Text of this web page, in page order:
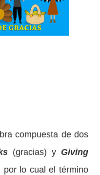
compuesta de dos
(gracias) y Giving
por lo cual el término